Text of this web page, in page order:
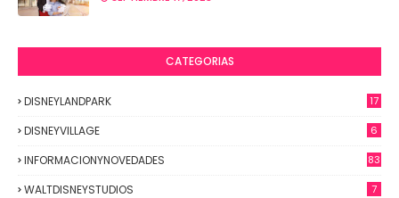
CATEGORIAS
DISNEYLANDPARK 17
DISNEYVILLAGE 6
INFORMACIONYNOVEDADES 83
WALTDISNEYSTUDIOS 7